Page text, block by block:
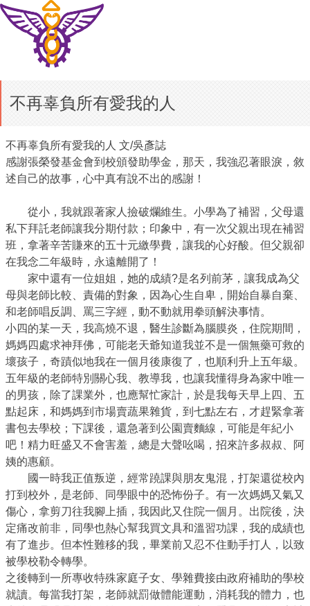
不再辜負所有愛我的人
不再辜負所有愛我的人 文/吳彥誌
感謝張榮發基金會到校頒發助學金，那天，我強忍著眼淚，敘
述自己的故事，心中真有說不出的感謝！
從小，我就跟著家人撿破爛維生。小學為了補習，父母還
私下拜託老師讓我分期付款；印象中，有一次父親出現在補習
班，拿著辛苦賺來的五十元繳學費，讓我的心好酸。但父親卻
在我念二年級時，永遠離開了！
家中還有一位姐姐，她的成績?是名列前茅，讓我成為父
母與老師比較、責備的對象，因為心生自卑，開始自暴自棄、
和老師唱反調、罵三字經，動不動就用拳頭解決事情。
小四的某一天，我高燒不退，醫生診斷為腦膜炎，住院期間，
媽媽四處求神拜佛，可能老天爺知道我並不是一個無藥可救的
壞孩子，奇蹟似地我在一個月後康復了，也順利升上五年級。
五年級的老師特別關心我、教導我，也讓我懂得身為家中唯一
的男孩，除了課業外，也應幫忙家計，於是我每天早上四、五
點起床，和媽媽到市場賣蔬果雜貨，到七點左右，才趕緊拿著
書包去學校；下課後，還急著到公園賣麵線，可能是年紀小
吧！精力旺盛又不會害羞，總是大聲吆喝，招來許多叔叔、阿
姨的惠顧。
國一時我正值叛逆，經常蹺課與朋友鬼混，打架還從校內
打到校外，是老師、同學眼中的恐怖份子。有一次媽媽又氣又
傷心，拿剪刀往我腳上插，我因此又住院一個月。出院後，決
定痛改前非，同學也熱心幫我買文具和溫習功課，我的成績也
有了進步。但本性難移的我，畢業前又忍不住動手打人，以致
被學校勒令轉學。
之後轉到一所專收特殊家庭子女、學雜費接由政府補助的學校
就讀。每當我打架，老師就罰做體能運動，消耗我的體力，也